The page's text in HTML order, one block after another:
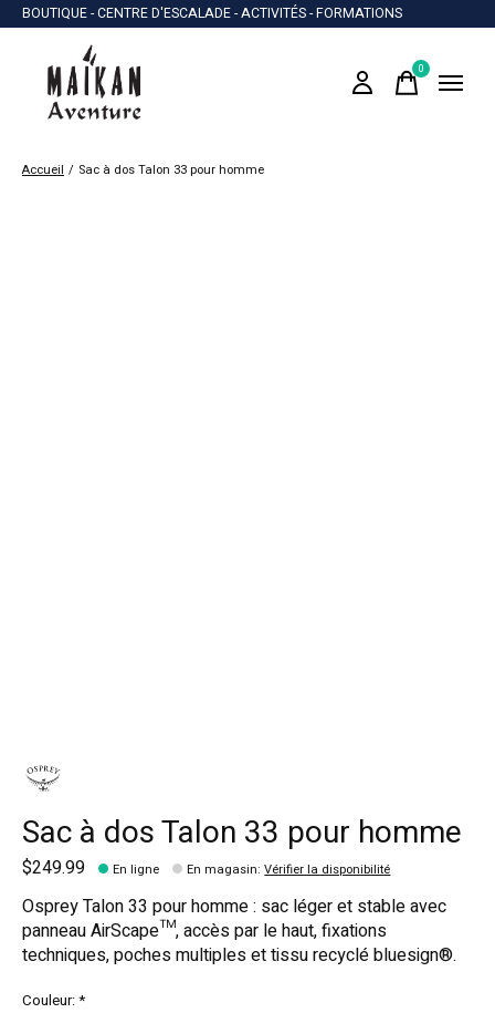
BOUTIQUE - CENTRE D'ESCALADE - ACTIVITÉS - FORMATIONS
0items
Accueil / Sac à dos Talon 33 pour homme
Sac à dos Talon 33 pour homme
$249.99 En ligne En magasin:Vérifier la disponibilité
Osprey Talon 33 pour homme : sac léger et stable avec
panneau AirScape™, accès par le haut, fixations
techniques, poches multiples et tissu recyclé bluesign®.
Couleur:*